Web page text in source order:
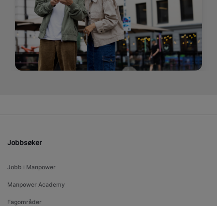
Jobbsøker
Jobb i Manpower
Manpower Academy
Fagområder